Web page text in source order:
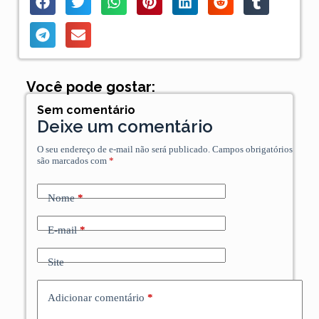
Você pode gostar:
Sem comentário
Deixe um comentário
O seu endereço de e-mail não será publicado. Campos obrigatórios
são marcados com *
Nome*
E-mail*
Site
Adicionar comentário *